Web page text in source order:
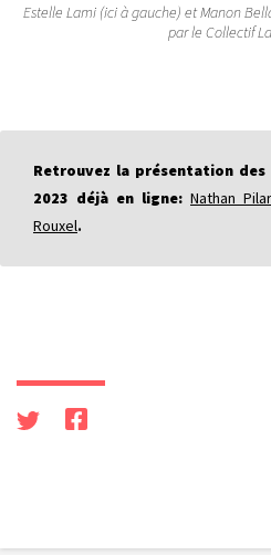
Estelle Lami (ici à gauche) et Manon
par le Collectif
Retrouvez la présentation
2023 déjà en ligne: Nathan
Rouxel.